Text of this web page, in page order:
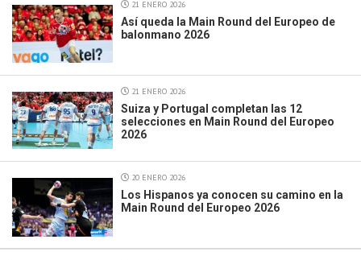
21 ENERO 2026
Así queda la Main Round del Europeo de
balonmano 2026
21 ENERO 2026
Suiza y Portugal completan las 12
selecciones en Main Round del Europeo
2026
20 ENERO 2026
Los Hispanos ya conocen su camino en la
Main Round del Europeo 2026